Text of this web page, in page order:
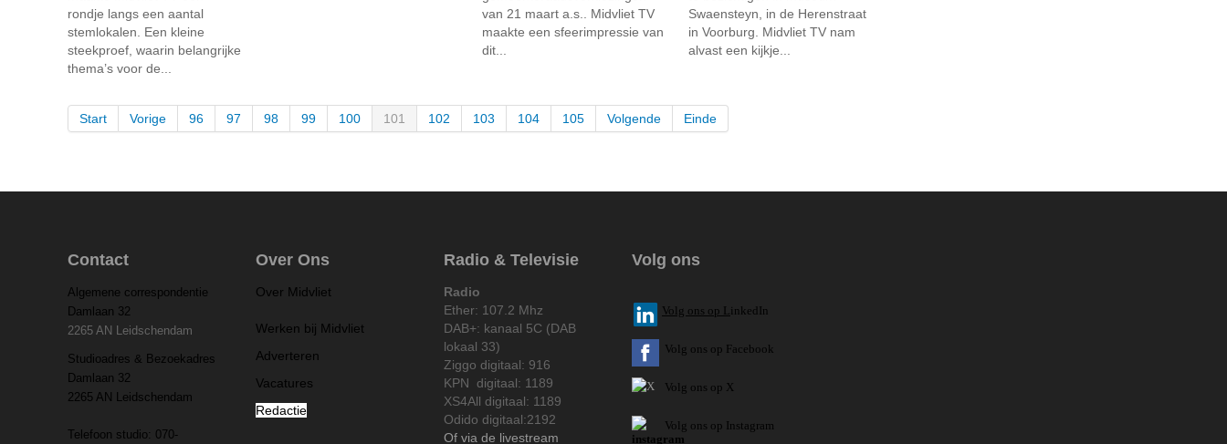
rondje langs een aantal
stemlokalen. Een kleine
steekproef, waarin belangrijke
thema’s voor de...
van 21 maart a.s.. Midvliet TV
maakte een sfeerimpressie van
dit...
Swaensteyn, in de Herenstraat
in Voorburg. Midvliet TV nam
alvast een kijkje...
Start Vorige 96 97 98 99 100 101 102 103 104 105 Volgende Einde
Contact
Algemene correspondentie
Damlaan 32
2265 AN Leidschendam
Studioadres & Bezoekadres
Damlaan 32
2265 AN Leidschendam
Telefoon studio: 070-
Over Ons
Over Midvliet
Werken bij Midvliet
Adverteren
Vacatures
Redactie
Radio & Televisie
Radio
Ether: 107.2 Mhz
DAB+: kanaal 5C (DAB
lokaal 33)
Ziggo digitaal: 916
KPN digitaal: 1189
XS4All digitaal: 1189
Odido digitaal:2192
Of via de livestream
Volg ons
Volg ons op L inkedIn
Volg ons op Facebook
Volg ons op X
Volg ons op Instagram